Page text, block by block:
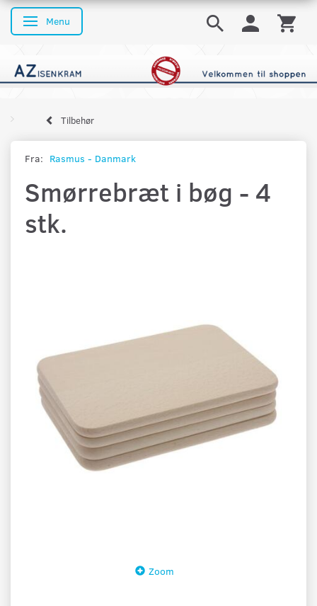
Skifte navigation
Menu
Tilbehør
Fra: Rasmus - Danmark
Smørrebræt i bøg - 4
stk.
Zoom